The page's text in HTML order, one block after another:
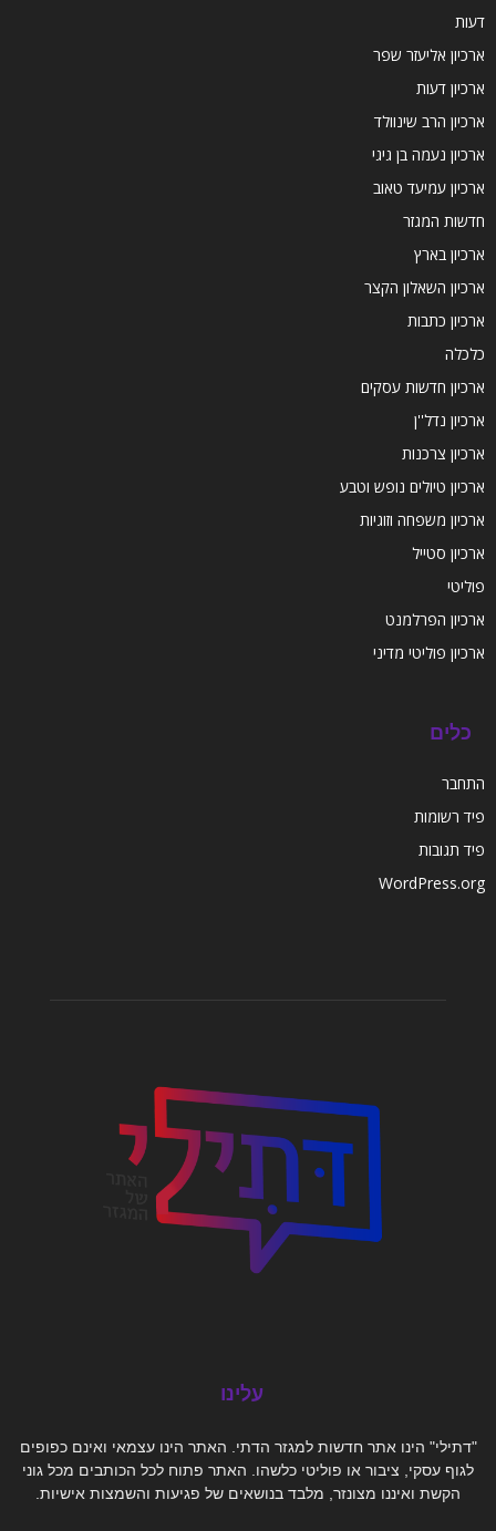
דעות
ארכיון אליעזר שפר
ארכיון דעות
ארכיון הרב שינוולד
ארכיון נעמה בן גיגי
ארכיון עמיעד טאוב
חדשות המגזר
ארכיון בארץ
ארכיון השאלון הקצר
ארכיון כתבות
כלכלה
ארכיון חדשות עסקים
ארכיון נדל''ן
ארכיון צרכנות
ארכיון טיולים נופש וטבע
ארכיון משפחה וזוגיות
ארכיון סטייל
פוליטי
ארכיון הפרלמנט
ארכיון פוליטי מדיני
כלים
התחבר
פיד רשומות
פיד תגובות
WordPress.org
עלינו
"דתילי" הינו אתר חדשות למגזר הדתי. האתר הינו עצמאי ואינם כפופים
לגוף עסקי, ציבור או פוליטי כלשהו. האתר פתוח לכל הכותבים מכל גוני
הקשת ואיננו מצונזר, מלבד בנושאים של פגיעות והשמצות אישיות.